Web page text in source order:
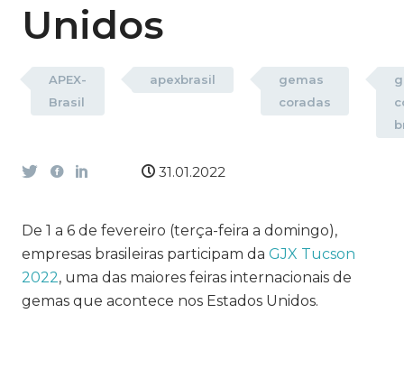
Unidos
APEX-
Brasil
apexbrasil
gemas
coradas
31.01.2022
De 1 a 6 de fevereiro (terça-feira a domingo),
empresas brasileiras participam da GJX Tucson
2022, uma das maiores feiras internacionais de
gemas que acontece nos Estados Unidos.